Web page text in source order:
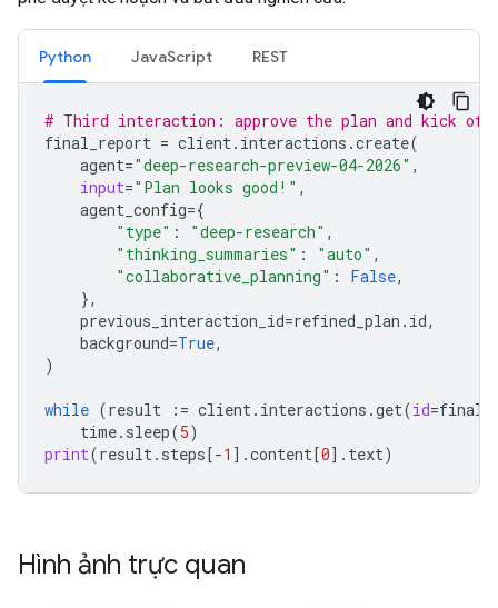
Python JavaScript REST
# Third interaction: approve the plan and kick off
final_report = client. interactions .create(
agent="deep-research-preview-04-2026" ,
input="Plan looks good!" ,
agent_config={
"type" : "deep-research" ,
"thinking_summaries" : "auto" ,
"collaborative_planning" : False,
},
previous_interaction_id=refined_plan . id,
background=True,
)
while (result := client. interactions .get(id=
time. sleep(5)
print(result. steps[-1 ] .content[0] . text)
Hình ảnh trực quan